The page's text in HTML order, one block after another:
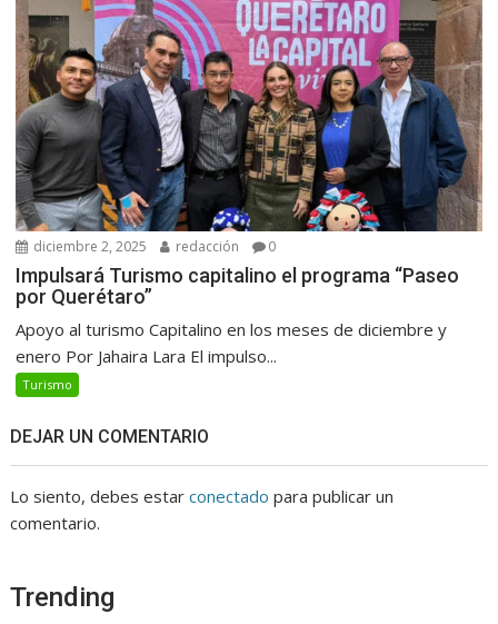
diciembre 2, 2025 redacción 0
Impulsará Turismo capitalino el programa “Paseo
por Querétaro”
Apoyo al turismo Capitalino en los meses de diciembre y
enero Por Jahaira Lara El impulso...
Turismo
DEJAR UN COMENTARIO
Lo siento, debes estarconectado para publicar un
comentario.
Trending